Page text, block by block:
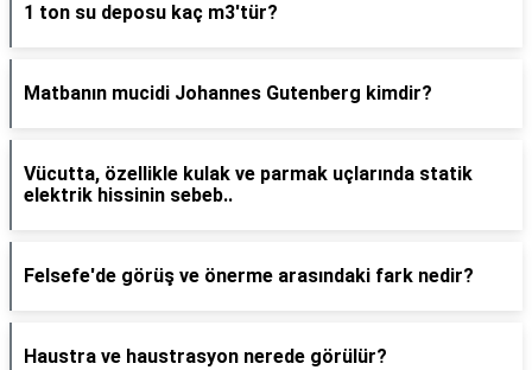
1 ton su deposu kaç m3'tür?
Matbanın mucidi Johannes Gutenberg kimdir?
Vücutta, özellikle kulak ve parmak uçlarında statik
elektrik hissinin sebeb..
Felsefe'de görüş ve önerme arasındaki fark nedir?
Haustra ve haustrasyon nerede görülür?